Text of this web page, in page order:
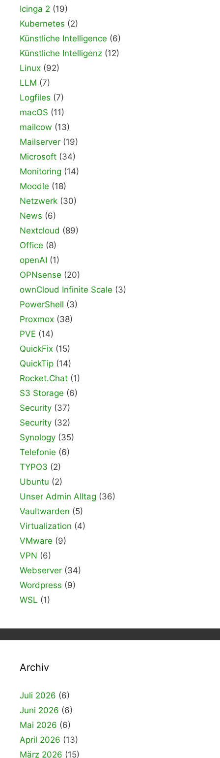
Icinga 2 (19)
Kubernetes (2)
Künstliche Intelligence (6)
Künstliche Intelligenz (12)
Linux (92)
LLM (7)
Logfiles (7)
macOS (11)
mailcow (13)
Mailserver (19)
Microsoft (34)
Monitoring (14)
Moodle (18)
Netzwerk (30)
News (6)
Nextcloud (89)
Office (8)
openAI (1)
OPNsense (20)
ownCloud Infinite Scale (3)
PowerShell (3)
Proxmox (38)
PVE (14)
QuickFix (15)
QuickTip (14)
Rocket.Chat (1)
S3 Storage (6)
Security (37)
Security (32)
Synology (35)
Telefonie (6)
TYPO3 (2)
Ubuntu (2)
Unser Admin Alltag (36)
Vaultwarden (5)
Virtualization (4)
VMware (9)
VPN (6)
Webserver (34)
Wordpress (9)
WSL (1)
Archiv
Juli 2026 (6)
Juni 2026 (6)
Mai 2026 (6)
April 2026 (13)
März 2026 (15)